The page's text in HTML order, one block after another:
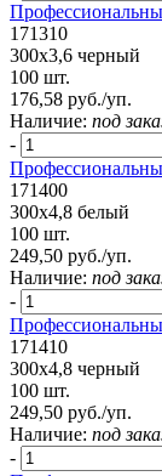
171310
300х3,6 черный
100 шт.
176,58 руб./уп.
Наличие: под
-
171400
300х4,8 белый
100 шт.
249,50 руб./уп.
Наличие: под
-
171410
300х4,8 черный
100 шт.
249,50 руб./уп.
Наличие: под
-